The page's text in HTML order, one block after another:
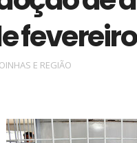
fevereiro
E REGIÃO